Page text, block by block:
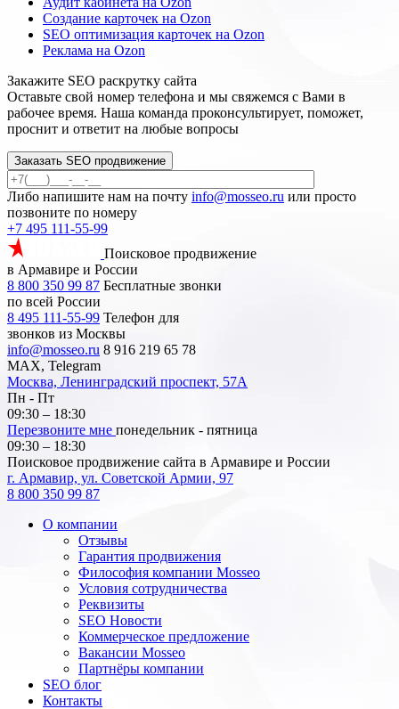
Создание карточек на Ozon
SEO оптимизация карточек на Ozon
Реклама на Ozon
Закажите SEO раскрутку сайта
Оставьте свой номер телефона и мы свяжемся с Вами в
рабочее время. Наша команда проконсультирует, поможет,
проснит и ответит на любые вопросы
Заказать SEO продвижение
Либо напишите нам на почту info@mosseo.ru или просто
позвоните по номеру
+7 495 111-55-99
Поисковое продвижение
в Армавире и России
8 800 350 99 87 Бесплатные звонки
по всей России
8 495 111-55-99 Телефон для
звонков из Москвы
info@mosseo.ru 8 916 219 65 78
MAX, Telegram
Москва, Ленинградский проспект, 57А
Пн - Пт
09:30 – 18:30
Перезвоните мне понедельник - пятница
09:30 – 18:30
Поисковое продвижение сайта в Армавире и России
г. Армавир, ул. Советской Армии, 97
8 800 350 99 87
О компании
Отзывы
Гарантия продвижения
Философия компании Mosseo
Условия сотрудничества
Реквизиты
SEO Новости
Коммерческое предложение
Вакансии Mosseo
Партнёры компании
SEO блог
Контакты